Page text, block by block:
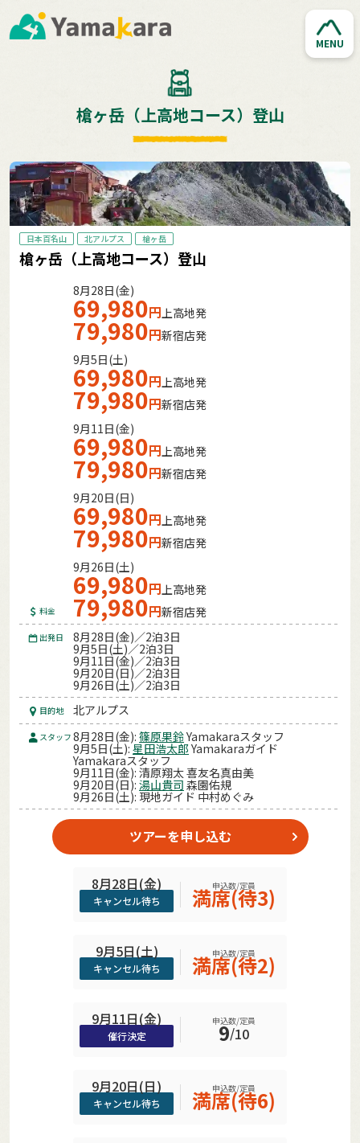
MENU
槍ヶ岳（上高地コース）登山
日本百名山 北アルプス 槍ヶ岳
槍ヶ岳（上高地コース）登山
料金
8月28日(金)
69,980円 上高地発
79,980円新宿店発
9月5日(土)
69,980円 上高地発
79,980円新宿店発
9月11日(金)
69,980円 上高地発
79,980円新宿店発
9月20日(日)
69,980円 上高地発
79,980円新宿店発
9月26日(土)
69,980円 上高地発
79,980円新宿店発
出発日 8月28日(金)／2泊3日
9月5日(土)／2泊3日
9月11日(金)／2泊3日
9月20日(日)／2泊3日
9月26日(土)／2泊3日
目的地 北アルプス
スタッフ 8月28日(金): 篠原果鈴Yamakaraスタッフ
9月5日(土):星田浩太郎 Yamakaraガイド
Yamakaraスタッフ
9月11日(金): 清原翔太 喜友名真由美
9月20日(日): 湯山貴司 森園佑規
9月26日(土): 現地ガイド 中村めぐみ
ツアーを申し込む
8月28日(金)
キャンセル待ち
申込数/定員
満席(待3)
9月5日(土)
キャンセル待ち
申込数/定員
満席(待2)
9月11日(金)
催行決定
申込数/定員
9/10
9月20日(日)
キャンセル待ち
申込数/定員
満席(待6)